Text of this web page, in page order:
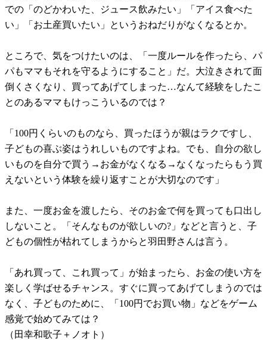
での「のどかわいた、ジュース飲みたい」「アイス食べた
い」「お土産買いたい」というおねだりがなくなるとか。
ところで、気をつけたいのは、「一度ルールを作ったら、パ
パもママもそれを守るようにすること」だ。大泣きされて面
倒くさくなり、買ってあげてしまった…なんて経験をしたこ
とのあるママもけっこういるのでは？
「100円くらいのものなら、買ったほうが親はラクですし、
子どもの喜ぶ姿はうれしいものですよね。でも、自分の欲し
いものを自分で買う→お金がなくなる→なくなったらもう買
えないという体験を繰り返すことが大切なのです」
また、一度お金を渡したら、そのお金で何を買っても口出し
しないこと。「そんなものが欲しいの?」などと言うと、子
どもの個性が枯れてしまうからと羽田野さんは言う。
「あれ買って、これ買って」が始まったら、お金の使い方を
楽しく学ばせるチャンス。すぐに買ってあげてしまうのでは
なく、子どものために、「100円でお買い物」などをゲーム
感覚で始めてみては？
（田幸和歌子＋ノオト）